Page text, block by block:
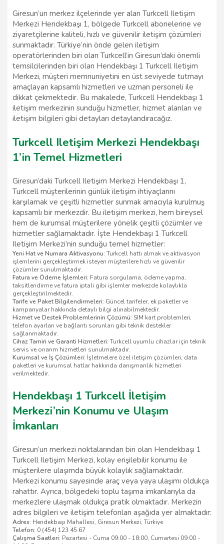
Giresun’un merkez ilçelerinde yer alan Turkcell Iletişim
Merkezi Hendekbaşı 1, bölgede Turkcell abonelerine ve
ziyaretçilerine kaliteli, hızlı ve güvenilir iletişim çözümleri
sunmaktadır. Türkiye’nin önde gelen iletişim
operatörlerinden biri olan Turkcell’in Giresun’daki önemli
temsilcilerinden biri olan Hendekbaşı 1 Turkcell Iletişim
Merkezi, müşteri memnuniyetini en üst seviyede tutmayı
amaçlayan kapsamlı hizmetleri ve uzman personeli ile
dikkat çekmektedir. Bu makalede, Turkcell Hendekbaşı 1
iletişim merkezinin sunduğu hizmetler, hizmet alanları ve
iletişim bilgileri gibi detayları detaylandıracağız.
Turkcell Iletişim Merkezi Hendekbaşı
1’in Temel Hizmetleri
Giresun’daki Turkcell Iletişim Merkezi Hendekbaşı 1,
Turkcell müşterilerinin günlük iletişim ihtiyaçlarını
karşılamak ve çeşitli hizmetler sunmak amacıyla kurulmuş
kapsamlı bir merkezdir. Bu iletişim merkezi, hem bireysel
hem de kurumsal müşterilere yönelik çeşitli çözümler ve
hizmetler sağlamaktadır. İşte Hendekbaşı 1 Turkcell
Iletişim Merkezi’nin sunduğu temel hizmetler:
Yeni Hat ve Numara Aktivasyonu: Turkcell hattı almak ve aktivasyon
işlemlerini gerçekleştirmek isteyen müşterilere hızlı ve güvenilir
çözümler sunulmaktadır.
Fatura ve Ödeme İşlemleri: Fatura sorgulama, ödeme yapma,
taksitlendirme ve fatura iptali gibi işlemler merkezde kolaylıkla
gerçekleştirilmektedir.
Tarife ve Paket Bilgilendirmeleri: Güncel tarifeler, ek paketler ve
kampanyalar hakkında detaylı bilgi alınabilmektedir.
Hizmet ve Destek Problemlerinin Çözümü: SIM kart problemleri,
telefon ayarları ve bağlantı sorunları gibi teknik destekler
sağlanmaktadır.
Cihaz Tamiri ve Garanti Hizmetleri: Turkcell uyumlu cihazlar için teknik
servis ve onarım hizmetleri sunulmaktadır.
Kurumsal ve İş Çözümleri: İşletmelere özel iletişim çözümleri, data
paketleri ve kurumsal hatlar hakkında danışmanlık hizmetleri
verilmektedir.
Hendekbaşı 1 Turkcell İletişim
Merkezi’nin Konumu ve Ulaşım
İmkanları
Giresun’un merkezi noktalarından biri olan Hendekbaşı 1
Turkcell Iletişim Merkezi, kolay erişilebilir konumu ile
müşterilere ulaşımda büyük kolaylık sağlamaktadır.
Merkezi konumu sayesinde araç veya yaya ulaşımı oldukça
rahattır. Ayrıca, bölgedeki toplu taşıma imkanlarıyla da
merkezlere ulaşmak oldukça pratik olmaktadır. Merkezin
adres bilgileri ve iletişim telefonları aşağıda yer almaktadır:
Adres: Hendekbaşı Mahallesi, Giresun Merkezi, Türkiye
Telefon: 0 (454) 123 45 67
Çalışma Saatleri: Pazartesi - Cuma 09:00 - 18:00, Cumartesi 09:00 -